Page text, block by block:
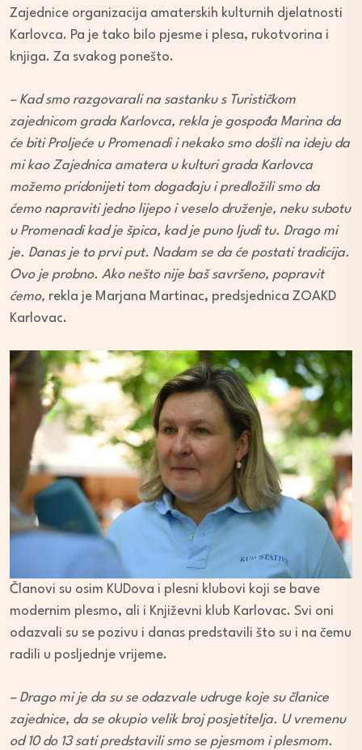
Zajednice organizacija amaterskih kulturnih djelatnosti
Karlovca. Pa je tako bilo pjesme i plesa, rukotvorina i
knjiga. Za svakog ponešto.
– Kad smo razgovarali na sastanku s Turističkom
zajednicom grada Karlovca, rekla je gospođa Marina da
će biti Proljeće u Promenadi i nekako smo došli na ideju da
mi kao Zajednica amatera u kulturi grada Karlovca
možemo pridonijeti tom događaju i predložili smo da
ćemo napraviti jedno lijepo i veselo druženje, neku subotu
u Promenadi kad je špica, kad je puno ljudi tu. Drago mi
je. Danas je to prvi put. Nadam se da će postati tradicija.
Ovo je probno. Ako nešto nije baš savršeno, popravit
ćemo, rekla je Marjana Martinac, predsjednica ZOAKD
Karlovac.
Članovi su osim KUDova i plesni klubovi koji se bave
modernim plesmo, ali i Književni klub Karlovac. Svi oni
odazvali su se pozivu i danas predstavili što su i na čemu
radili u posljednje vrijeme.
– Drago mi je da su se odazvale udruge koje su članice
zajednice, da se okupio velik broj posjetitelja. U vremenu
od 10 do 13 sati predstavili smo se pjesmom i plesmom.